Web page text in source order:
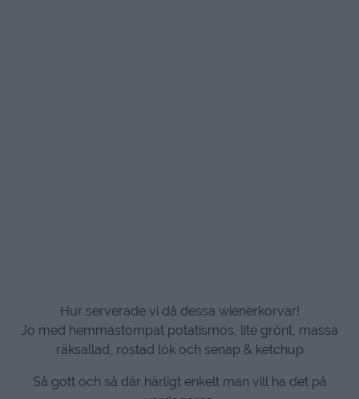
Hur serverade vi då dessa wienerkorvar!
Jo med hemmastompat potatismos, lite grönt, massa
räksallad, rostad lök och senap & ketchup
Så gott och så där härligt enkelt man vill ha det på